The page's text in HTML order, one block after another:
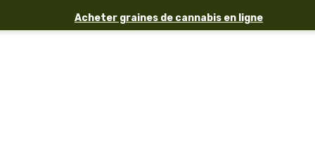
Acheter graines de cannabis en ligne